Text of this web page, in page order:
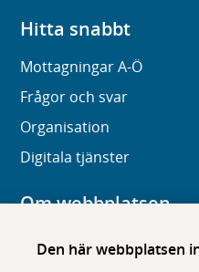
Den här webbplatsen
Hitta snabbt
Mottagningar A-Ö
Frågor och svar
Organisation
Digitala tjänster
Om webbplatsen
Om karolinska.se